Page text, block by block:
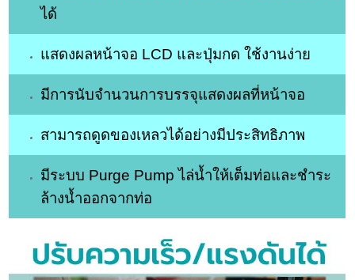
ได้
แสดงผลหน้าจอ LCD และปุ่มกด ใช้งานง่าย
มีการนับจำนวนการบรรจุแสดงผลที่หน้าจอ
สามารถดูดของเหลวได้อย่างมีประสิทธิภาพ
มีระบบ Purge Pump ไล่น้ำให้เต็มท่อและชำระ
ล้างน้ำออกจากท่อ